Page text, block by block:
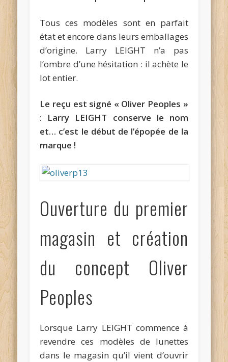
Tous ces modèles sont en parfait
état et encore dans leurs emballages
d’origine. Larry LEIGHT n’a pas
l’ombre d’une hésitation : il achète le
lot entier.
Le reçu est signé « Oliver Peoples »
: Larry LEIGHT conserve le nom
et… c’est le début de l’épopée de la
marque !
Ouverture du premier
magasin et création
du concept Oliver
Peoples
Lorsque Larry LEIGHT commence à
revendre ces modèles de lunettes
dans le magasin qu’il vient d’ouvrir